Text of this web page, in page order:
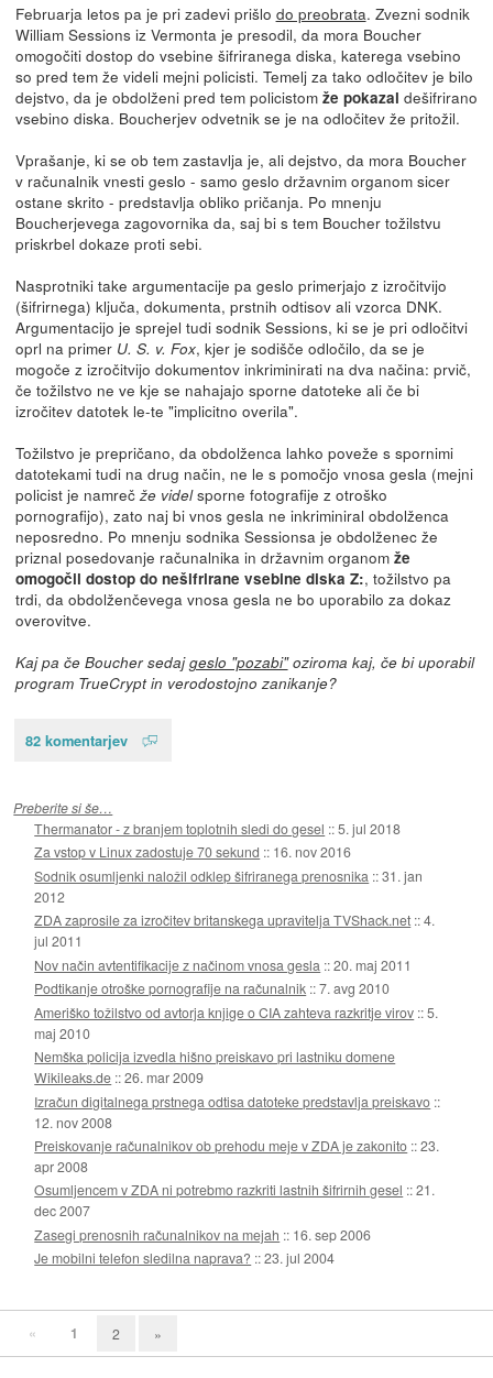
Februarja letos pa je pri zadevi prišlo do preobrata. Zvezni sodnik
William Sessions iz Vermonta je presodil, da mora Boucher
omogočiti dostop do vsebine šifriranega diska, katerega vsebino
so pred tem že videli mejni policisti. Temelj za tako odločitev je bilo
dejstvo, da je obdolženi pred tem policistom že pokazal dešifrirano
vsebino diska. Boucherjev odvetnik se je na odločitev že pritožil.
Vprašanje, ki se ob tem zastavlja je, ali dejstvo, da mora Boucher
v računalnik vnesti geslo - samo geslo državnim organom sicer
ostane skrito - predstavlja obliko pričanja. Po mnenju
Boucherjevega zagovornika da, saj bi s tem Boucher tožilstvu
priskrbel dokaze proti sebi.
Nasprotniki take argumentacije pa geslo primerjajo z izročitvijo
(šifrirnega) ključa, dokumenta, prstnih odtisov ali vzorca DNK.
Argumentacijo je sprejel tudi sodnik Sessions, ki se je pri odločitvi
oprl na primer U. S. v. Fox, kjer je sodišče odločilo, da se je
mogoče z izročitvijo dokumentov inkriminirati na dva načina: prvič,
če tožilstvo ne ve kje se nahajajo sporne datoteke ali če bi
izročitev datotek le-te "implicitno overila".
Tožilstvo je prepričano, da obdolženca lahko poveže s spornimi
datotekami tudi na drug način, ne le s pomočjo vnosa gesla (mejni
policist je namreč že videlsporne fotografije z otroško
pornografijo), zato naj bi vnos gesla ne inkriminiral obdolženca
neposredno. Po mnenju sodnika Sessionsa je obdolženec že
priznal posedovanje računalnika in državnim organom že
omogočil dostop do nešifrirane vsebine diska Z:, tožilstvo pa
trdi, da obdolženčevega vnosa gesla ne bo uporabilo za dokaz
overovitve.
Kaj pa če Boucher sedajgeslo "pozabi"oziroma kaj, če bi uporabil
program TrueCrypt in verodostojno zanikanje?
82 komentarjev
Preberite si še…
Thermanator - z branjem toplotnih sledi do gesel ::5. jul 2018
Za vstop v Linux zadostuje 70 sekund :: 16. nov 2016
Sodnik osumljenki naložil odklep šifriranega prenosnika ::31. jan
2012
ZDA zaprosile za izročitev britanskega upravitelja TVShack.net ::4.
jul 2011
Nov način avtentifikacije z načinom vnosa gesla ::20. maj 2011
Podtikanje otroške pornografije na računalnik ::7. avg 2010
Ameriško tožilstvo od avtorja knjige o CIA zahteva razkritje virov ::5.
maj 2010
Nemška policija izvedla hišno preiskavo pri lastniku domene
Wikileaks.de ::26. mar 2009
Izračun digitalnega prstnega odtisa datoteke predstavlja preiskavo ::
12. nov 2008
Preiskovanje računalnikov ob prehodu meje v ZDA je zakonito ::23.
apr 2008
Osumljencem v ZDA ni potrebmo razkriti lastnih šifrirnih gesel ::21.
dec 2007
Zasegi prenosnih računalnikov na mejah :: 16. sep 2006
Je mobilni telefon sledilna naprava? ::23. jul 2004
« 1 2 »